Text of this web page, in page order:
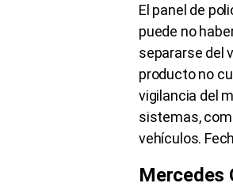
El panel de
puede no
separarse del
producto no
vigilancia del
sistemas,
vehículos.
Mercedes